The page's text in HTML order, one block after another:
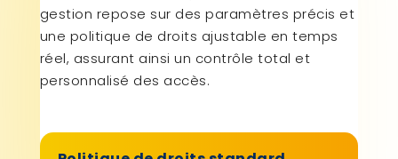
gestion repose sur des paramètres précis et
une politique de droits ajustable en temps
réel, assurant ainsi un contrôle total et
personnalisé des accès.